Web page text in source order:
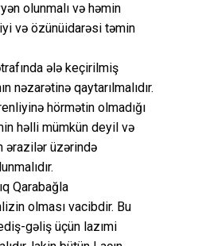
olunmalı və həmin
və özünüidarəsi təmin
ələ keçirilmiş
nəzarətinə qaytarılmalıdır.
hörmətin olmadığı
həlli mümkün deyil və
ərazilər üzərində
Qarabağla
olması vacibdir. Bu
gəliş üçün lazımi